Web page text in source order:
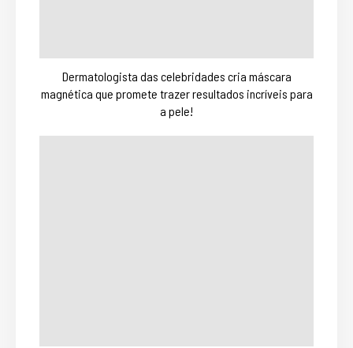
Dermatologista das celebridades cria máscara
magnética que promete trazer resultados incríveis para
a pele!